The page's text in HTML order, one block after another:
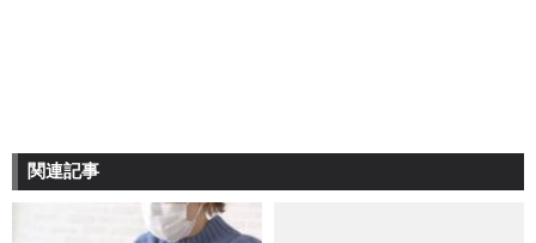
関連記事